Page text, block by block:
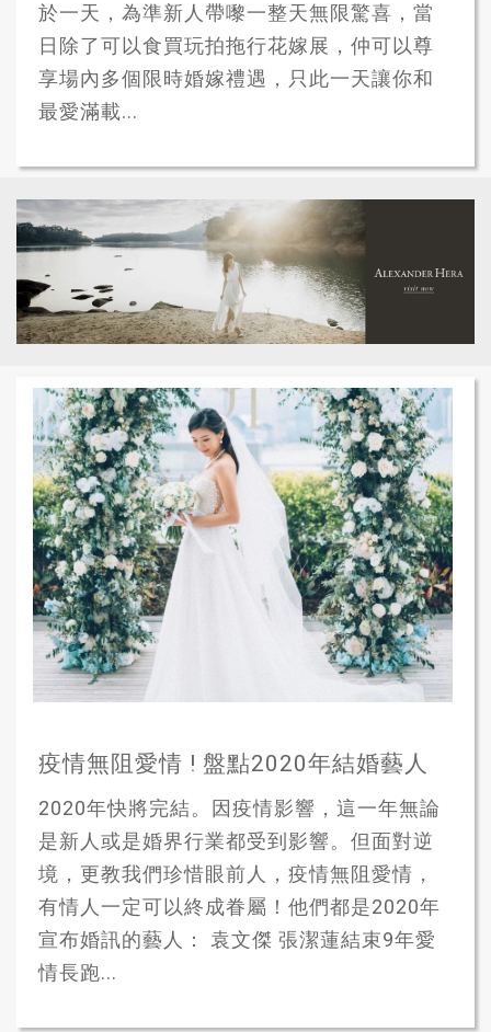
於一天，為準新人帶嚟一整天無限驚喜，當
日除了可以食買玩拍拖行花嫁展，仲可以尊
享場內多個限時婚嫁禮遇，只此一天讓你和
最愛滿載...
疫情無阻愛情 ! 盤點2020年結婚藝人
2020年快將完結。因疫情影響，這一年無論
是新人或是婚界行業都受到影響。但面對逆
境，更教我們珍惜眼前人，疫情無阻愛情，
有情人一定可以終成眷屬！他們都是2020年
宣布婚訊的藝人： 袁文傑 張潔蓮結束9年愛
情長跑...